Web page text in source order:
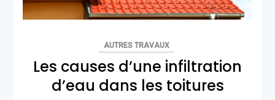
AUTRES TRAVAUX
Les causes d’une infiltration
d’eau dans les toitures